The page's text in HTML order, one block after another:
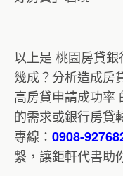
以上是 桃園房貸
幾成？分析造成房
高房貸申請成功率
的需求或銀行房貸
專線： 0908-
繫，讓鉅軒代書助